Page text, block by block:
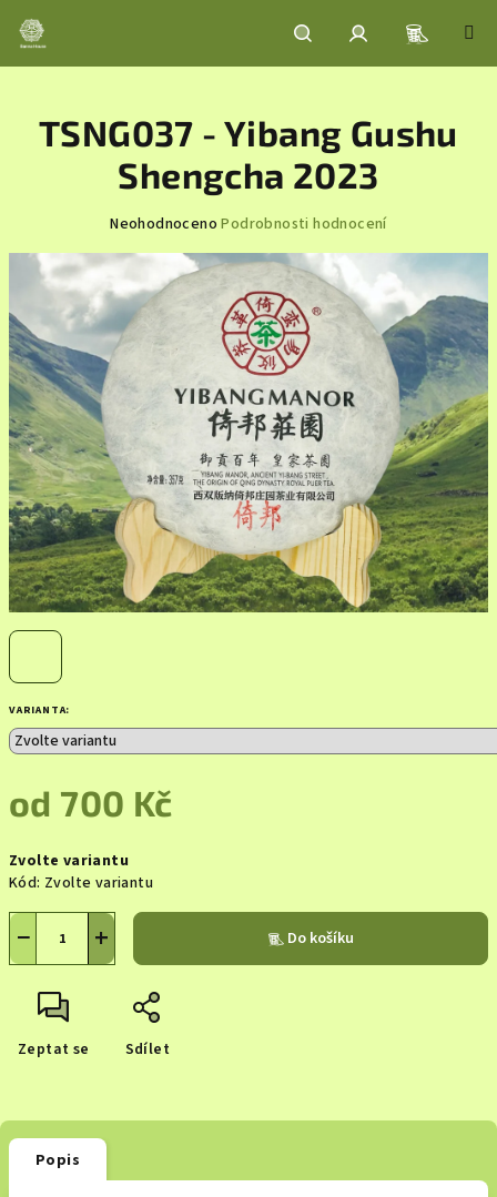
obsah
HledatPřihlášeníNákupní
košík
VARIANTA:
od 700 Kč
cena:
Zvolte variantu
Kód: Zvolte variantu
+
− Do košíku
Zeptat se Sdílet
TSNG037 - Yibang Gushu
Shengcha 2023
Průměrné
produktu
je
0,0
z
5
hvězdiček.
Neohodnoceno Podrobnosti hodnocení
Popis